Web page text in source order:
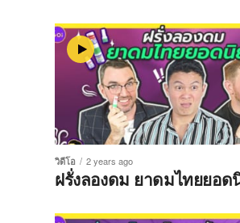
วิดีโอ 2 years ago
ฝรั่งลองดม ยาดมไทยยอด